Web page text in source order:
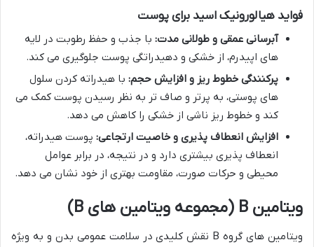
فواید هیالورونیک اسید برای پوست
آبرسانی عمقی و طولانی مدت: با جذب و حفظ رطوبت در لایه
های اپیدرم، از خشکی و دهیدراتگی پوست جلوگیری می کند.
پرکنندگی خطوط ریز و افزایش حجم: با هیدراته کردن سلول
های پوستی، به پرتر و صاف تر به نظر رسیدن پوست کمک می
کند و خطوط ریز ناشی از خشکی را کاهش می دهد.
افزایش انعطاف پذیری و خاصیت ارتجاعی: پوست هیدراته،
انعطاف پذیری بیشتری دارد و در نتیجه، در برابر عوامل
محیطی و حرکات صورت، مقاومت بهتری از خود نشان می دهد.
ویتامین B (مجموعه ویتامین های B)
ویتامین های گروه B نقش کلیدی در سلامت عمومی بدن و به ویژه